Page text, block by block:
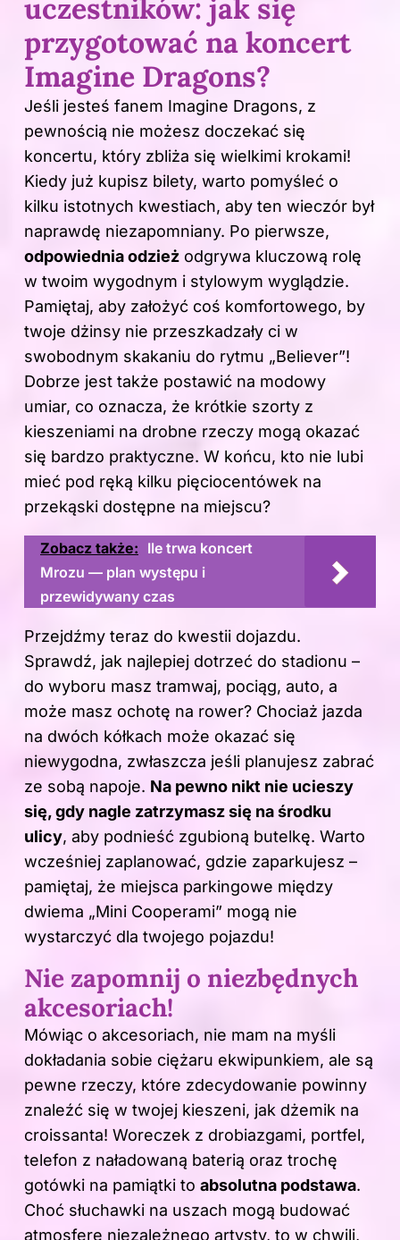
uczestników: jak się
przygotować na koncert
Imagine Dragons?
Jeśli jesteś fanem Imagine Dragons, z
pewnością nie możesz doczekać się
koncertu, który zbliża się wielkimi krokami!
Kiedy już kupisz bilety, warto pomyśleć o
kilku istotnych kwestiach, aby ten wieczór był
naprawdę niezapomniany. Po pierwsze,
odpowiednia odzież odgrywa kluczową rolę
w twoim wygodnym i stylowym wyglądzie.
Pamiętaj, aby założyć coś komfortowego, by
twoje dżinsy nie przeszkadzały ci w
swobodnym skakaniu do rytmu „Believer”!
Dobrze jest także postawić na modowy
umiar, co oznacza, że krótkie szorty z
kieszeniami na drobne rzeczy mogą okazać
się bardzo praktyczne. W końcu, kto nie lubi
mieć pod ręką kilku pięciocentówek na
przekąski dostępne na miejscu?
Zobacz także: Ile trwa koncert
Mrozu — plan występu i
przewidywany czas
Przejdźmy teraz do kwestii dojazdu.
Sprawdź, jak najlepiej dotrzeć do stadionu –
do wyboru masz tramwaj, pociąg, auto, a
może masz ochotę na rower? Chociaż jazda
na dwóch kółkach może okazać się
niewygodna, zwłaszcza jeśli planujesz zabrać
ze sobą napoje. Na pewno nikt nie ucieszy
się, gdy nagle zatrzymasz się na środku
ulicy, aby podnieść zgubioną butelkę. Warto
wcześniej zaplanować, gdzie zaparkujesz –
pamiętaj, że miejsca parkingowe między
dwiema „Mini Cooperami” mogą nie
wystarczyć dla twojego pojazdu!
Nie zapomnij o niezbędnych
akcesoriach!
Mówiąc o akcesoriach, nie mam na myśli
dokładania sobie ciężaru ekwipunkiem, ale są
pewne rzeczy, które zdecydowanie powinny
znaleźć się w twojej kieszeni, jak dżemik na
croissanta! Woreczek z drobiazgami, portfel,
telefon z naładowaną baterią oraz trochę
gotówki na pamiątki to absolutna podstawa.
Choć słuchawki na uszach mogą budować
atmosferę niezależnego artysty, to w chwili,